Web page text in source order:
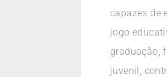
capazes de
jogo
graduação,
juvenil,